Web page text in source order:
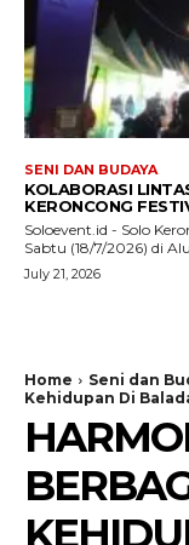
SENI DAN BUDAYA
KOLABORASI
KERONCONG
Soloevent.id - Solo
Sabtu (18/7/2026) di
July 21, 2026